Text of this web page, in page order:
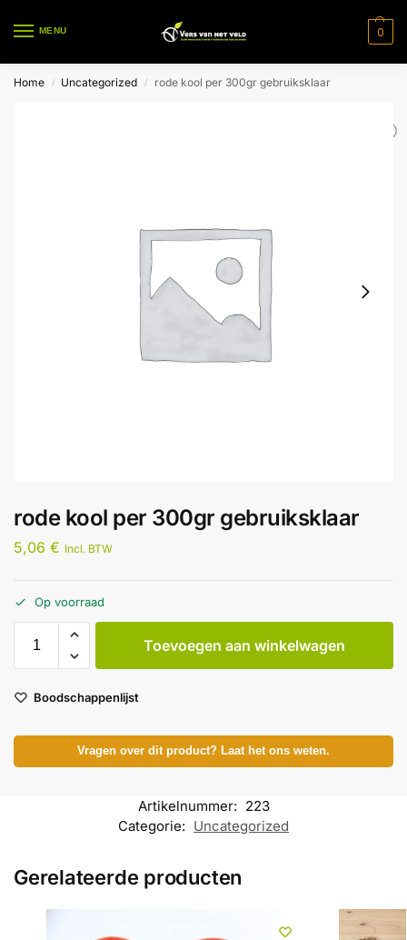
MENU 0
Home / Uncategorized / rode kool per 300gr gebruiksklaar
rode kool per 300gr gebruiksklaar
5,06 € Incl. BTW
Op voorraad
Toevoegen aan winkelwagen
Boodschappenlijst
Vragen over dit product? Laat het ons weten.
Artikelnummer: 223
Categorie: Uncategorized
Gerelateerde producten